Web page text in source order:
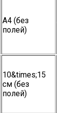
А4 (без
полей)
10&times;15
см (без
полей)